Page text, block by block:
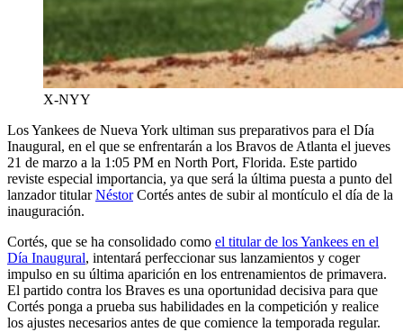
X-NYY
Los Yankees de Nueva York ultiman sus preparativos para el Día
Inaugural, en el que se enfrentarán a los Bravos de Atlanta el jueves
21 de marzo a la 1:05 PM en North Port, Florida. Este partido
reviste especial importancia, ya que será la última puesta a punto del
lanzador titularNéstorCortés antes de subir al montículo el día de la
inauguración.
Cortés, que se ha consolidado como el titular de los Yankees en el
Día Inaugural, intentará perfeccionar sus lanzamientos y coger
impulso en su última aparición en los entrenamientos de primavera.
El partido contra los Braves es una oportunidad decisiva para que
Cortés ponga a prueba sus habilidades en la competición y realice
los ajustes necesarios antes de que comience la temporada regular.